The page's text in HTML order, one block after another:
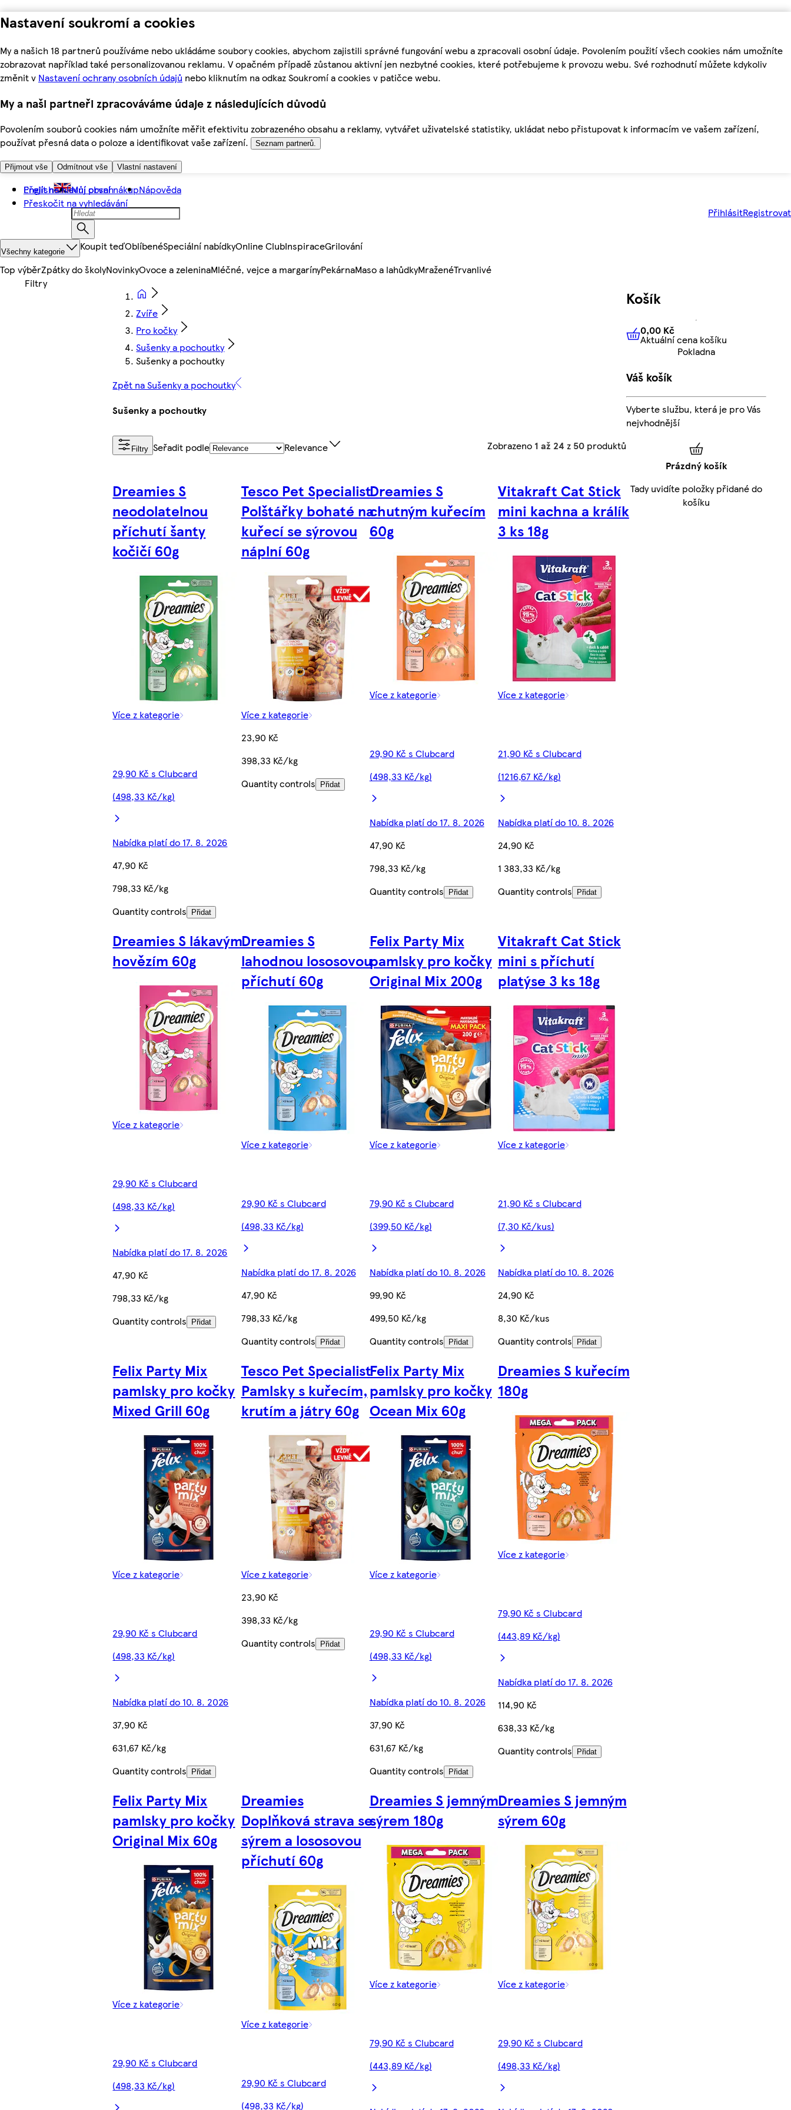
Nastavení soukromí a cookies
My a našich 18 partnerů používáme nebo ukládáme soubory cookies, abychom zajistili správné fungování webu a zpracovali osobní údaje. Povolením použití všech cookies nám umožníte
zobrazovat například také personalizovanou reklamu. V opačném případě zůstanou aktivní jen nezbytné cookies, které potřebujeme k provozu webu. Své rozhodnutí můžete kdykoliv
změnit v Nastavení ochrany osobních údajů nebo kliknutím na odkaz Soukromí a cookies v patičce webu.
My a naši partneři zpracováváme údaje z následujících důvodů
Povolením souborů cookies nám umožníte měřit efektivitu zobrazeného obsahu a reklamy, vytvářet uživatelské statistiky, ukládat nebo přistupovat k informacím ve vašem zařízení,
používat přesná data o poloze a identifikovat vaše zařízení.
Seznam partnerů.
Přijmout vše Odmítnout vše Vlastní nastavení
Přejít na hlavní obsah
Přeskočit na vyhledávání
English Můj první nákupNápověda
PřihlásitRegistrovat
Všechny kategorie Koupit teďOblíbenéSpeciální nabídkyOnline ClubInspiraceGrilování
Top výběrZpátky do školyNovinkyOvoce a zeleninaMléčné, vejce a margarínyPekárnaMaso a lahůdkyMraženéTrvanlivé
Zvíře
Pro kočky
Sušenky a pochoutky
Sušenky a pochoutky
Zpět na Sušenky a pochoutky
Sušenky a pochoutky
Filtry Seřadit podle Relevance Zobrazeno 1 až 24 z 50 produktů
Dreamies S
neodolatelnou
příchutí šanty
kočičí 60g
Více z kategorie
29,90 Kč s Clubcard
(498,33 Kč/kg)
Nabídka platí do 17. 8. 2026
47,90 Kč
798,33 Kč/kg
Quantity controls
Přidat
Tesco Pet Specialist
Polštářky bohaté na
kuřecí se sýrovou
náplní 60g
Více z kategorie
23,90 Kč
398,33 Kč/kg
Quantity controls
Přidat
Dreamies S
chutným kuřecím
60g
Více z kategorie
29,90 Kč s Clubcard
(498,33 Kč/kg)
Nabídka platí do 17. 8. 2026
47,90 Kč
798,33 Kč/kg
Quantity controls
Přidat
Vitakraft Cat Stick
mini kachna a králík
3 ks 18g
Více z kategorie
21,90 Kč s Clubcard
(1216,67 Kč/kg)
Nabídka platí do 10. 8. 2026
24,90 Kč
1 383,33 Kč/kg
Quantity controls
Přidat
Dreamies S lákavým
hovězím 60g
Více z kategorie
29,90 Kč s Clubcard
(498,33 Kč/kg)
Nabídka platí do 17. 8. 2026
47,90 Kč
798,33 Kč/kg
Quantity controls
Přidat
Dreamies S
lahodnou lososovou
příchutí 60g
Více z kategorie
29,90 Kč s Clubcard
(498,33 Kč/kg)
Nabídka platí do 17. 8. 2026
47,90 Kč
798,33 Kč/kg
Quantity controls
Přidat
Felix Party Mix
pamlsky pro kočky
Original Mix 200g
Více z kategorie
79,90 Kč s Clubcard
(399,50 Kč/kg)
Nabídka platí do 10. 8. 2026
99,90 Kč
499,50 Kč/kg
Quantity controls
Přidat
Vitakraft Cat Stick
mini s příchutí
platýse 3 ks 18g
Více z kategorie
21,90 Kč s Clubcard
(7,30 Kč/kus)
Nabídka platí do 10. 8. 2026
24,90 Kč
8,30 Kč/kus
Quantity controls
Přidat
Felix Party Mix
pamlsky pro kočky
Mixed Grill 60g
Více z kategorie
29,90 Kč s Clubcard
(498,33 Kč/kg)
Nabídka platí do 10. 8. 2026
37,90 Kč
631,67 Kč/kg
Quantity controls Přidat
Tesco Pet Specialist
Pamlsky s kuřecím,
krutím a játry 60g
Více z kategorie
23,90 Kč
398,33 Kč/kg
Quantity controls
Přidat
Felix Party Mix
pamlsky pro kočky
Ocean Mix 60g
Více z kategorie
29,90 Kč s Clubcard
(498,33 Kč/kg)
Nabídka platí do 10. 8. 2026
37,90 Kč
631,67 Kč/kg
Quantity controls
Přidat
Dreamies S kuřecím
180g
Více z kategorie
79,90 Kč s Clubcard
(443,89 Kč/kg)
Nabídka platí do 17. 8. 2026
114,90 Kč
638,33 Kč/kg
Quantity controls
Přidat
Felix Party Mix
pamlsky pro kočky
Original Mix 60g
Více z kategorie
29,90 Kč s Clubcard
(498,33 Kč/kg)
Dreamies
Doplňková strava se
sýrem a lososovou
příchutí 60g
Více z kategorie
29,90 Kč s Clubcard
(498,33 Kč/kg)
Dreamies S jemným
sýrem 180g
Více z kategorie
79,90 Kč s Clubcard
(443,89 Kč/kg)
Dreamies S jemným
sýrem 60g
Více z kategorie
29,90 Kč s Clubcard
(498,33 Kč/kg)
Košík
0,00 KčAktuální cena košíku
0,00 Kč
Aktuální cena košíku
Pokladna
Váš košík
Vyberte službu, která je pro Vás
nejvhodnější
Prázdný košík
Tady uvidíte položky přidané do
košíku